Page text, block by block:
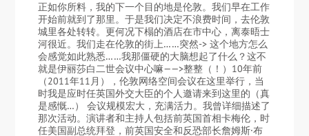
正如你所料，我的下一个目的地是伦敦。我们早在工作
开始前就到了那里。于是我们决定不浪费时间，去伦敦
城里各处转转。更何况下榻的酒店在市中心，离泰晤士
河很近。我们走在伦敦的街上……突然-> 这个地方怎么
会感觉如此熟悉……我那僵硬的大脑想起了什么？这不
就是伊丽莎白二世会议中心嘛——>整整（！）10年前
（2011年11月），伦敦网络空间会议在这里举行，当
时我是应时任英国外交大臣的个人邀请来到这里的（真
是感慨…） 会议规模宏大，充满活力。我曾详细描述了
那次活动。演讲者和主持人包括前英国首相卡梅伦，时
任美国副总统拜登，前英国安全和反恐部长詹姆斯·布